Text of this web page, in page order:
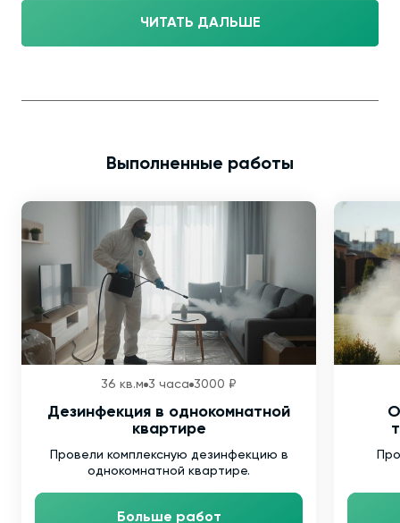
ЧИТАТЬ ДАЛЬШЕ
Выполненные работы
36 кв.м 3 часа 3000 ₽
Дезинфекция в однокомнатной
квартире
Провели комплексную дезинфекцию в
однокомнатной квартире.
Больше работ